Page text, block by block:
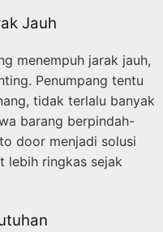
Jauh
menempuh jarak jauh,
Penumpang tentu
tidak terlalu banyak
barang berpindah-
door menjadi solusi
lebih ringkas sejak